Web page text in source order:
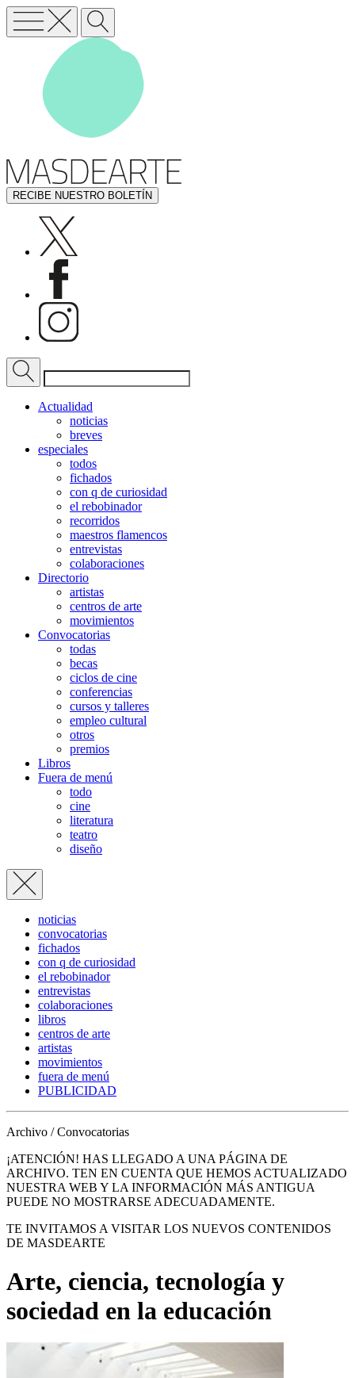
RECIBE NUESTRO BOLETÍN
Actualidad
noticias
breves
especiales
todos
fichados
con q de curiosidad
el rebobinador
recorridos
maestros flamencos
entrevistas
colaboraciones
Directorio
artistas
centros de arte
movimientos
Convocatorias
todas
becas
ciclos de cine
conferencias
cursos y talleres
empleo cultural
otros
premios
Libros
Fuera de menú
todo
cine
literatura
teatro
diseño
noticias
convocatorias
fichados
con q de curiosidad
el rebobinador
entrevistas
colaboraciones
libros
centros de arte
artistas
movimientos
fuera de menú
PUBLICIDAD
Archivo / Convocatorias
¡ATENCIÓN! HAS LLEGADO A UNA PÁGINA DE
ARCHIVO. TEN EN CUENTA QUE HEMOS ACTUALIZADO
NUESTRA WEB Y LA INFORMACIÓN MÁS ANTIGUA
PUEDE NO MOSTRARSE ADECUADAMENTE.
TE INVITAMOS A VISITAR LOS NUEVOS CONTENIDOS
DE MASDEARTE
Arte, ciencia, tecnología y
sociedad en la educación